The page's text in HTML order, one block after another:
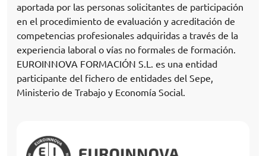
aportada por las personas solicitantes de participación
en el procedimiento de evaluación y acreditación de
competencias profesionales adquiridas a través de la
experiencia laboral o vías no formales de formación.
EUROINNOVA FORMACIÓN S.L. es una entidad
participante del fichero de entidades del Sepe,
Ministerio de Trabajo y Economía Social.